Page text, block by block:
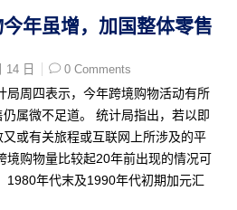
今年虽增，加国整体零售
14 日 0 Comments
局周四表示，今年跨境购物活动有所
属微不足道。 统计局指出，若以即
或有关旅程或互联网上所涉及的平
境购物量比较起20年前出现的情况可
1980年代末及1990年代初期加元汇